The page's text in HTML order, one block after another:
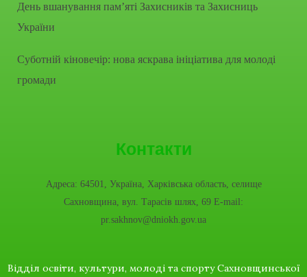
День вшанування пам’яті Захисників та Захисниць
України
Суботній кіновечір: нова яскрава ініціатива для молоді
громади
Контакти
Адреса: 64501, Україна, Харківська область, селище
Сахновщина, вул. Тарасів шлях, 69 E-mail:
pr.sakhnov@dniokh.gov.ua
Відділ освіти, культури, молоді та спорту Сахновщинської